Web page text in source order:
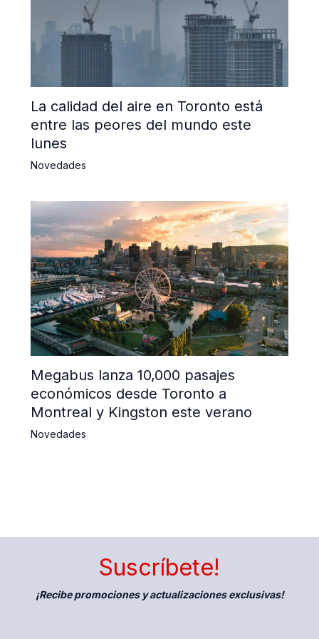
La calidad del aire en Toronto está
entre las peores del mundo este
lunes
Novedades
Megabus lanza 10,000 pasajes
económicos desde Toronto a
Montreal y Kingston este verano
Novedades
Suscríbete!
¡Recibe promociones y actualizaciones exclusivas!